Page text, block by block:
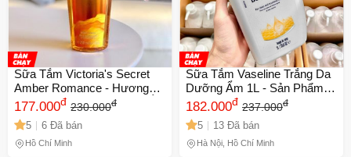
Sữa Tắm Victoria's Secret
Amber Romance - Hương
Thơm Quyến Rũ, Dưỡng Ẩm
Mềm Mại, Sản Phẩm Chăm
Sóc Da Cao Cấp 250ml
177.000đ 230.000đ
5 6 Đã bán
Hồ Chí Minh
Sữa Tắm Vaseline Trắng Da
Dưỡng Ẩm 1L - Sản Phẩm
Chăm Sóc Da Mềm Mại,
Sáng Khỏe Từ Mỹ
182.000đ 237.000đ
5 13 Đã bán
Hà Nội, Hồ Chí Minh
XXX-XXXX
Số lần áp dụng:
Áp dụng cho đơn hàng từ:
Chỉ áp dụng cho gian hàng:
Ngày hết hạn:
LẤY MÃ NGAY